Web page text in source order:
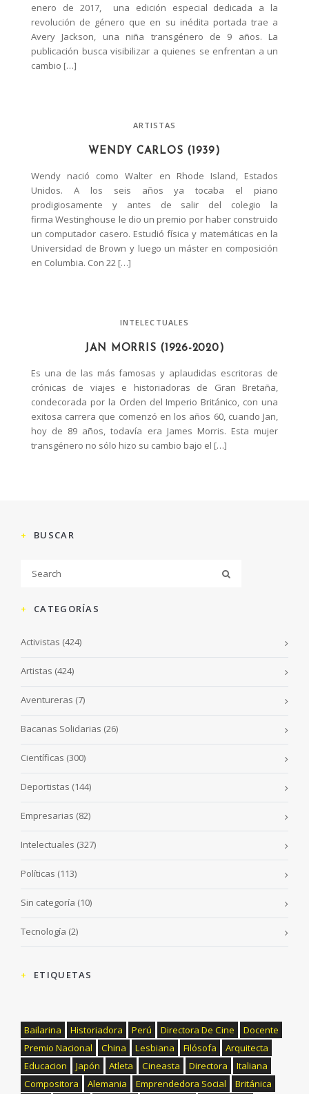
enero de 2017, una edición especial dedicada a la
revolución de género que en su inédita portada trae a
Avery Jackson, una niña transgénero de 9 años. La
publicación busca visibilizar a quienes se enfrentan a un
cambio […]
ARTISTAS
WENDY CARLOS (1939)
Wendy nació como Walter en Rhode Island, Estados
Unidos. A los seis años ya tocaba el piano
prodigiosamente y antes de salir del colegio la
firma Westinghouse le dio un premio por haber construido
un computador casero. Estudió física y matemáticas en la
Universidad de Brown y luego un máster en composición
en Columbia. Con 22 […]
INTELECTUALES
JAN MORRIS (1926-2020)
Es una de las más famosas y aplaudidas escritoras de
crónicas de viajes e historiadoras de Gran Bretaña,
condecorada por la Orden del Imperio Británico, con una
exitosa carrera que comenzó en los años 60, cuando Jan,
hoy de 89 años, todavía era James Morris. Esta mujer
transgénero no sólo hizo su cambio bajo el […]
BUSCAR
CATEGORÍAS
Activistas (424)
Artistas (424)
Aventureras (7)
Bacanas Solidarias (26)
Científicas (300)
Deportistas (144)
Empresarias (82)
Intelectuales (327)
Políticas (113)
Sin categoría (10)
Tecnología (2)
ETIQUETAS
Bailarina Historiadora Perú Directora De Cine
Docente
Premio Nacional
China Lesbiana Filósofa
Arquitecta
Educacion
Japón Atleta Cineasta Directora
Italiana
Compositora
Alemania Emprendedora Social Británica